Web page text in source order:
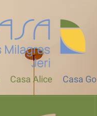
Casa Alice Casa Go